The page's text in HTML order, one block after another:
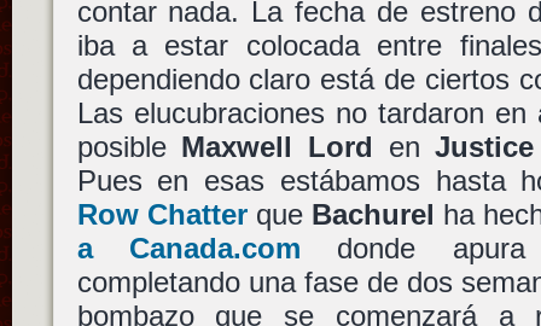
contar nada. La fecha de estreno
iba a estar colocada entre
dependiendo claro está de ciertos
Las elucubraciones no tardaron en
posible Maxwell Lord en
Pues en esas estábamos hasta
Row Chatterque Bachurel ha
a Canada.com donde
completando una fase de dos
bombazo que se comenzará a